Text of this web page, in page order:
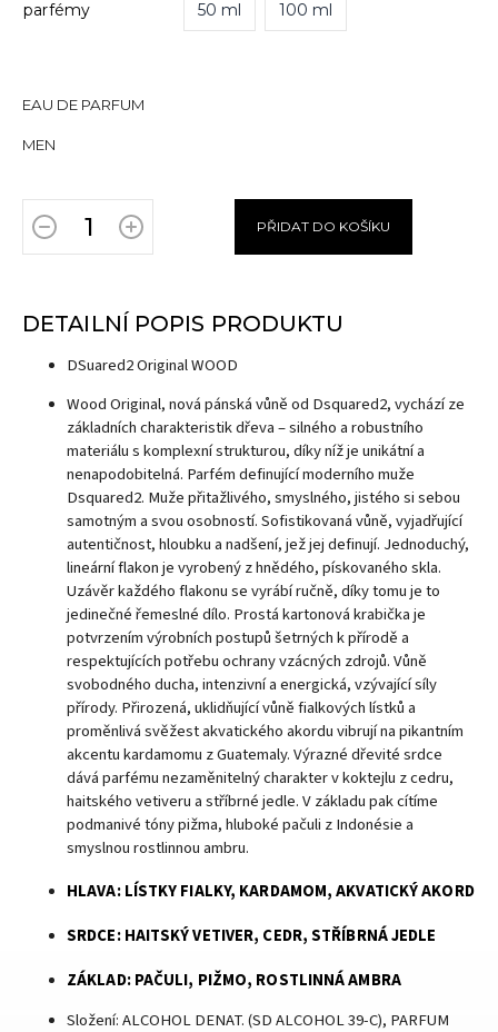
parfémy 50 ml 100 ml
PŘIDAT DO KOŠÍKU
EAU DE PARFUM
MEN
DETAILNÍ POPIS PRODUKTU
DSuared2 Original WOOD
Wood Original, nová pánská vůně od Dsquared2, vychází ze
základních charakteristik dřeva – silného a robustního
materiálu s komplexní strukturou, díky níž je unikátní a
nenapodobitelná. Parfém definující moderního muže
Dsquared2. Muže přitažlivého, smyslného, jistého si sebou
samotným a svou osobností. Sofistikovaná vůně, vyjadřující
autentičnost, hloubku a nadšení, jež jej definují. Jednoduchý,
lineární flakon je vyrobený z hnědého, pískovaného skla.
Uzávěr každého flakonu se vyrábí ručně, díky tomu je to
jedinečné řemeslné dílo. Prostá kartonová krabička je
potvrzením výrobních postupů šetrných k přírodě a
respektujících potřebu ochrany vzácných zdrojů. Vůně
svobodného ducha, intenzivní a energická, vzývající síly
přírody. Přirozená, uklidňující vůně fialkových lístků a
proměnlivá svěžest akvatického akordu vibrují na pikantním
akcentu kardamomu z Guatemaly. Výrazné dřevité srdce
dává parfému nezaměnitelný charakter v koktejlu z cedru,
haitského vetiveru a stříbrné jedle. V základu pak cítíme
podmanivé tóny pižma, hluboké pačuli z Indonésie a
smyslnou rostlinnou ambru.
HLAVA: LÍSTKY FIALKY, KARDAMOM, AKVATICKÝ AKORD
SRDCE: HAITSKÝ VETIVER, CEDR, STŘÍBRNÁ JEDLE
ZÁKLAD: PAČULI, PIŽMO, ROSTLINNÁ AMBRA
Složení: ALCOHOL DENAT. (SD ALCOHOL 39-C), PARFUM